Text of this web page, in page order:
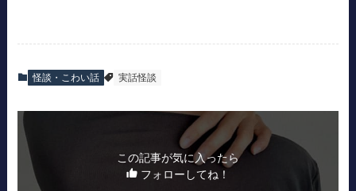
怪談・こわい話 実話怪談
この記事が気に入ったら
フォローしてね！